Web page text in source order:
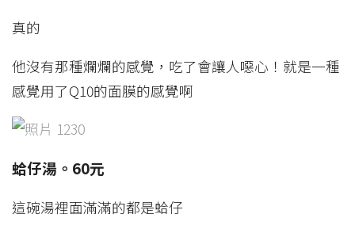
真的
他沒有那種爛爛的感覺，吃了會讓人噁心！就是一種
感覺用了Q10的面膜的感覺啊
蛤仔湯。60元
這碗湯裡面滿滿的都是蛤仔